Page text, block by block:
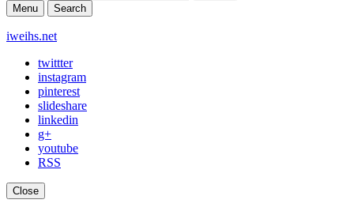
Menu Search
iweihs.net
twittter
instagram
pinterest
slideshare
linkedin
g+
youtube
RSS
Close